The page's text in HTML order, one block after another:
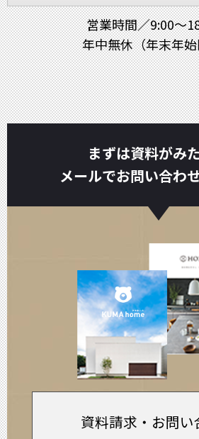
営業時間／9:00
年中無休（年末年
まずは資料がみた
メールでお問い合わ
資料請求・お問い